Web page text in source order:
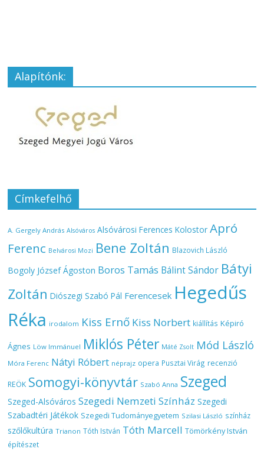
Alapítónk:
Címkefelhő
A. Gergely András Alsóváros Alsóvárosi Ferences Kolostor Apró
Ferenc Belvárosi Mozi Bene Zoltán Blazovich László
Bogoly József Ágoston Boros Tamás Bálint Sándor Bátyi
Zoltán Diószegi Szabó Pál Ferencesek Hegedűs
Réka irodalom Kiss Ernő Kiss Norbert kiállítás Képiró
Ágnes Löw Immánuel Miklós Péter Máté Zsolt Mód László
Móra Ferenc Nátyi Róbert néprajz opera Pusztai Virág recenzió
REÖK Somogyi-könyvtár Szabó Anna Szeged
Szeged-Alsóváros Szegedi Nemzeti Színház Szegedi
Szabadtéri Játékok Szegedi Tudományegyetem Szilasi László színház
szőlőkultúra Trianon Tóth István Tóth Marcell Tömörkény István
építészet